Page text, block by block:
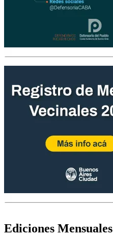
Ediciones Mensuales